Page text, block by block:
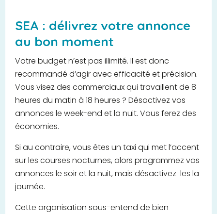
SEA : délivrez votre annonce
au bon moment
Votre budget n’est pas illimité. Il est donc
recommandé d’agir avec efficacité et précision.
Vous visez des commerciaux qui travaillent de 8
heures du matin à 18 heures ? Désactivez vos
annonces le week-end et la nuit. Vous ferez des
économies.
Si au contraire, vous êtes un taxi qui met l’accent
sur les courses nocturnes, alors programmez vos
annonces le soir et la nuit, mais désactivez-les la
journée.
Cette organisation sous-entend de bien